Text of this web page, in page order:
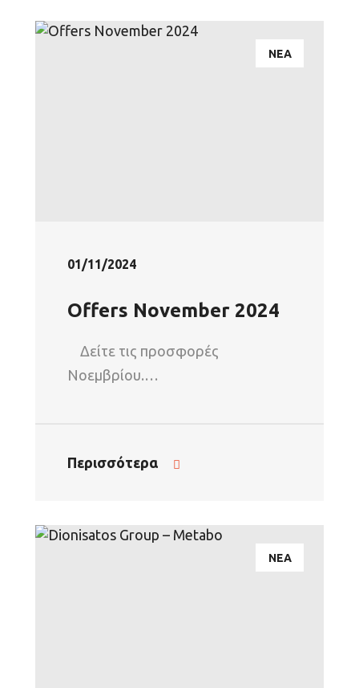
ΝΕΑ
01/11/2024
Offers November 2024
Δείτε τις προσφορές
Νοεμβρίου.…
Περισσότερα
ΝΕΑ